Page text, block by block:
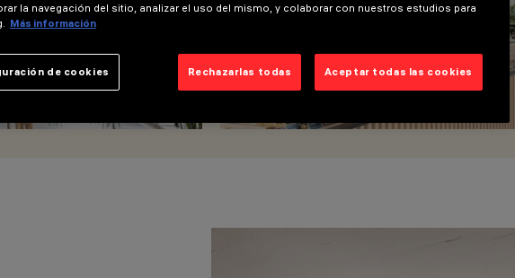
la navegación del sitio, analizar el uso del mismo, y colaborar con nuestros estudios para
Más información
Rechazarlas todas Aceptar todas las cookies
de cookies